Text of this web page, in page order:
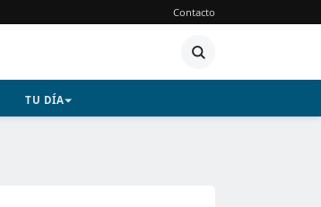
Contacto
TU DÍA